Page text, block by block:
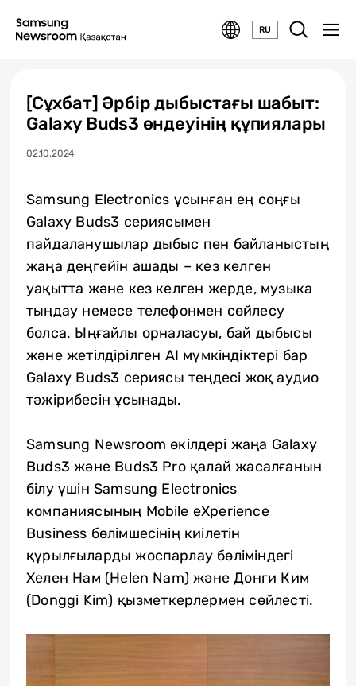
RU
[Сұхбат] Әрбір дыбыстағы шабыт:
Galaxy Buds3 өндеуінің құпиялары
02.10.2024
Samsung Electronics ұсынған ең соңғы
Galaxy Buds3 сериясымен
пайдаланушылар дыбыс пен байланыстың
жаңа деңгейін ашады – кез келген
уақытта және кез келген жерде, музыка
тыңдау немесе телефонмен сөйлесу
болса. Ыңғайлы орналасуы, бай дыбысы
және жетілдірілген AI мүмкіндіктері бар
Galaxy Buds3 сериясы теңдесі жоқ аудио
тәжірибесін ұсынады.
Samsung Newsroom өкілдері жаңа Galaxy
Buds3 және Buds3 Pro қалай жасалғанын
білу үшін Samsung Electronics
компаниясының Mobile eXperience
Business бөлімшесінің киілетін
құрылғыларды жоспарлау бөліміндегі
Хелен Нам (Helen Nam) және Донги Ким
(Donggi Kim) қызметкерлермен сөйлесті.